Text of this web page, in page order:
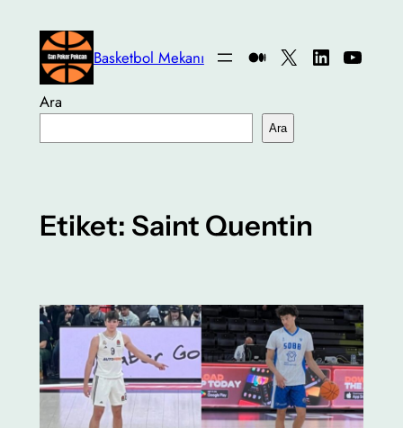
Basketbol Mekanı Medium
X LinkedIn
Ara
Ara
Etiket: Saint Quentin